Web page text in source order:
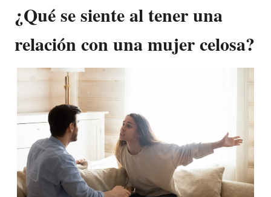
¿Qué se siente al tener una
relación con una mujer celosa?